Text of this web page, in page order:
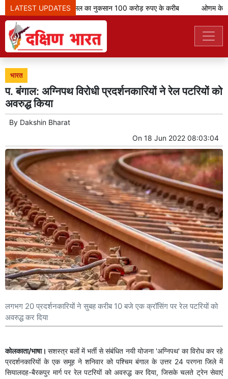
LATEST UPDATES
केरल में बारिश से फसल का नुकसान 100 करोड़ रुपए के करीब ओणम के
भारत
प. बंगाल: अग्निपथ विरोधी प्रदर्शनकारियों ने रेल पटरियों को
अवरुद्ध किया
By Dakshin Bharat
On 18 Jun 2022 08:03:04
लगभग 20 प्रदर्शनकारियों ने सुबह करीब 10 बजे एक क्रॉसिंग पर रेल पटरियों को
अवरुद्ध कर दिया
कोलकाता/भाषा।सशस्त्र बलों में भर्ती से संबंधित नयी योजना 'अग्निपथ' का विरोध कर रहे
प्रदर्शनकारियों के एक समूह ने शनिवार को पश्चिम बंगाल के उत्तर 24 परगना जिले में
सियालदह-बैरकपुर मार्ग पर रेल पटरियों को अवरुद्ध कर दिया, जिसके चलते ट्रेन सेवाएं